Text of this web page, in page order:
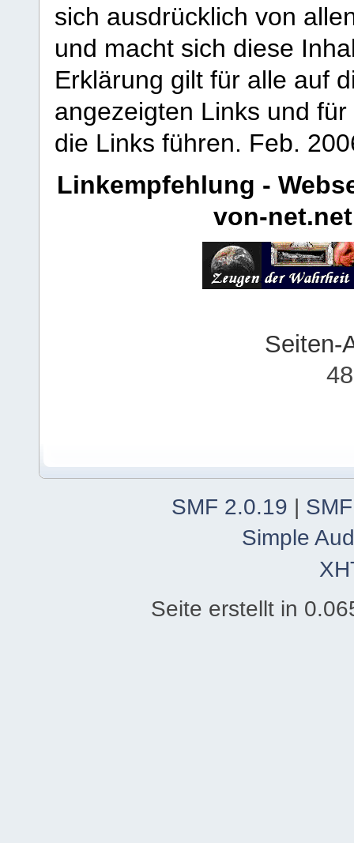
sich ausdrücklich von
und macht sich diese
Erklärung gilt für alle auf
angezeigten Links und
die Links führen. Feb.
Linkempfehlung -
von-net.net
Seiten-
SMF 2.0.19 |
Simple
Seite erstellt in